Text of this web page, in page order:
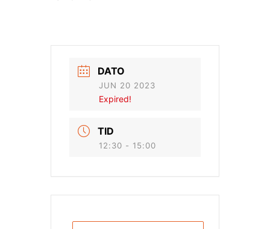
DATO
JUN 20 2023
Expired!
TID
12:30 - 15:00